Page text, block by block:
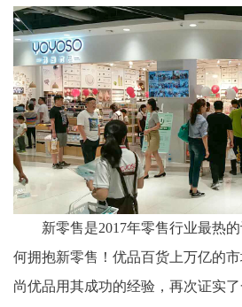
新零售是2017年零售行业最热
何拥抱新零售！优品百货上万亿的
尚优品用其成功的经验，再次证实